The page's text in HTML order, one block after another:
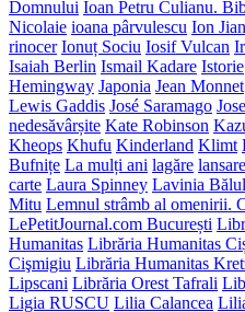
Domnului Ioan Petru Culianu.
Nicolaie ioana pârvulescu Ion
rinocer Ionuț Sociu Iosif Vulcan
Isaiah Berlin Ismail Kadare Istorie
Hemingway Japonia Jean Monnet
Lewis Gaddis José Saramago
nedesăvârșite Kate Robinson
Kheops Khufu Kinderland Klimt
Bufnițe La mulți ani lagăre
carte Laura Spinney Lavinia
Mitu Lemnul strâmb al omenirii.
LePetitJournal.com București
Humanitas Librăria Humanitas
Cişmigiu Librăria Humanitas
Lipscani Librăria Orest Tafrali
Ligia RUSCU Lilia Calancea